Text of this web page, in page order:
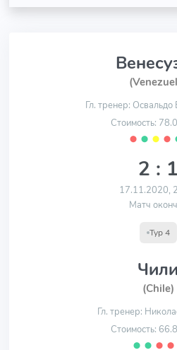
Гл. тренер:
Стоимость:
⬤ ⬤ ⬤ ⬤
2 : 1
17.11.2020,
Матч
Тур 4
Чили
(Chile)
Гл. тренер:
Стоимость:
⬤ ⬤ ⬤ ⬤